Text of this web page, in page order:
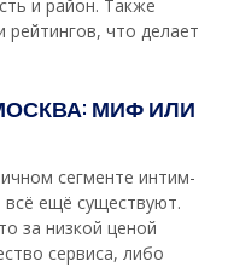
и район. Также
рейтингов, что делает
МИФ ИЛИ
сегменте интим-
всё ещё существуют.
за низкой ценой
сервиса, либо